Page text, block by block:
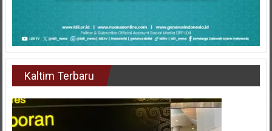
Kaltim Terbaru